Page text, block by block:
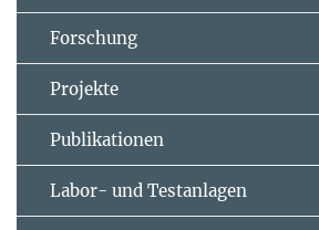
Forschung
Projekte
Publikationen
Labor- und Testanlagen